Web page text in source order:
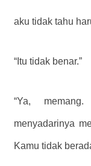
aku tidak tahu
“Itu tidak benar.”
“Ya,
menyadarinya
Kamu tidak